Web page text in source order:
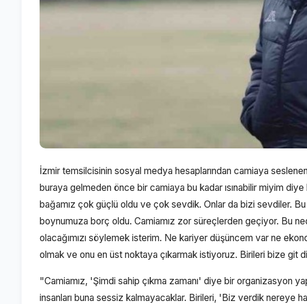
İzmir temsilcisinin sosyal medya hesaplarından camiaya
buraya gelmeden önce bir camiaya bu kadar ısınabilir miyim
bağamız çok güçlü oldu ve çok sevdik. Onlar da bizi sevdiler.
boynumuza borç oldu. Camiamız zor süreçlerden geçiyor. Bu
olacağımızı söylemek isterim. Ne kariyer düşüncem var ne
olmak ve onu en üst noktaya çıkarmak istiyoruz. Birileri bize
"Camiamız, 'Şimdi sahip çıkma zamanı' diye bir organizasyon
insanları buna sessiz kalmayacaklar. Birileri, 'Biz verdik nereye